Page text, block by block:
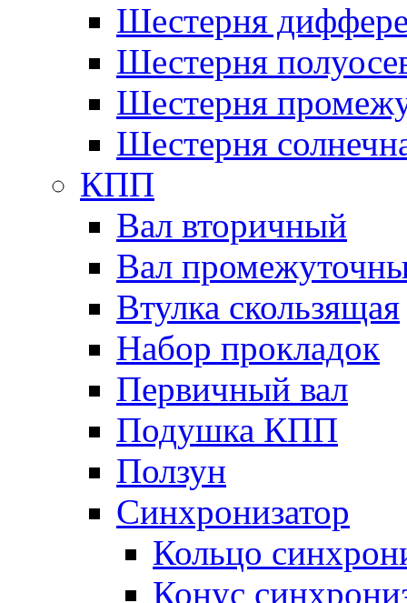
Шестерня
Шестерня
Шестерня
Шестерня
КПП
Вал вторичный
Вал
Втулка скользящая
Набор прокладок
Первичный вал
Подушка КПП
Ползун
Синхронизатор
Кольцо
Конус